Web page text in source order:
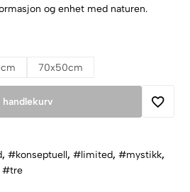
og enhet med naturen.
70x50cm
handlekurv
, #konseptuell, #limited, #mystikk,
#tre